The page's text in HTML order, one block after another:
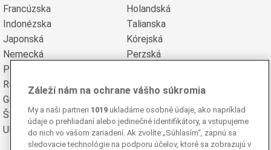
Francúzska
Holandská
Indonézska
Talianska
Japonská
Kórejská
Nemecká
Perzská
Poľská
Rumunská
Ruská
Grécka
Švédska
Turecká
Ukrajinská
Vietnamská
Záleží nám na ochrane vášho súkromia
My a naši partneri 1019 ukladáme osobné údaje, ako napríklad
údaje o prehliadaní alebo jedinečné identifikátory, a vstupujeme
do nich vo vašom zariadení. Ak zvolíte „Súhlasím“, zapnú sa
sledovacie technológie na podporu účelov, ktoré sa zobrazujú v